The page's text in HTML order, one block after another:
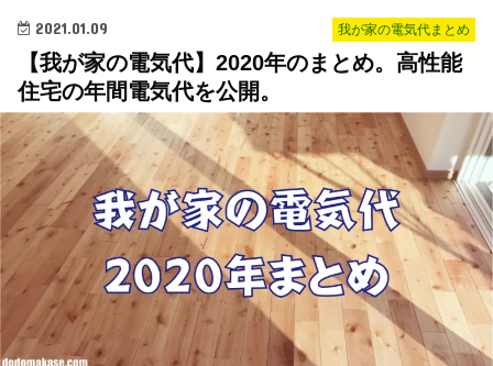
我が家の電気代まとめ
2021.01.09
【我が家の電気代】2020年のまとめ。高性能
住宅の年間電気代を公開。